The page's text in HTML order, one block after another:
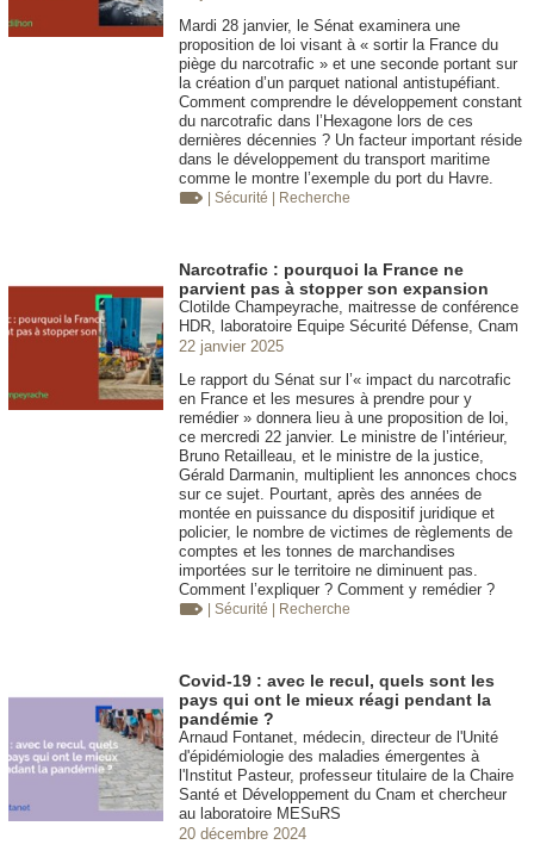
Mardi 28 janvier, le Sénat examinera une
proposition de loi visant à « sortir la France du
piège du narcotrafic » et une seconde portant sur
la création d’un parquet national antistupéfiant.
Comment comprendre le développement constant
du narcotrafic dans l’Hexagone lors de ces
dernières décennies ? Un facteur important réside
dans le développement du transport maritime
comme le montre l’exemple du port du Havre.
| Sécurité | Recherche
Narcotrafic : pourquoi la France ne
parvient pas à stopper son expansion
Clotilde Champeyrache, maitresse de conférence
HDR, laboratoire Equipe Sécurité Défense, Cnam
22 janvier 2025
Le rapport du Sénat sur l’« impact du narcotrafic
en France et les mesures à prendre pour y
remédier » donnera lieu à une proposition de loi,
ce mercredi 22 janvier. Le ministre de l’intérieur,
Bruno Retailleau, et le ministre de la justice,
Gérald Darmanin, multiplient les annonces chocs
sur ce sujet. Pourtant, après des années de
montée en puissance du dispositif juridique et
policier, le nombre de victimes de règlements de
comptes et les tonnes de marchandises
importées sur le territoire ne diminuent pas.
Comment l’expliquer ? Comment y remédier ?
| Sécurité | Recherche
Covid-19 : avec le recul, quels sont les
pays qui ont le mieux réagi pendant la
pandémie ?
Arnaud Fontanet, médecin, directeur de l'Unité
d'épidémiologie des maladies émergentes à
l'Institut Pasteur, professeur titulaire de la Chaire
Santé et Développement du Cnam et chercheur
au laboratoire MESuRS
20 décembre 2024